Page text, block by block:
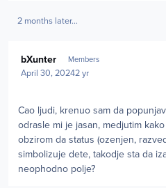
2 months later...
bXunter Members
April 30, 20242 yr
Cao ljudi, krenuo sam da
odrasle mi je jasan, medjutim
obzirom da status (ozenjen,
simbolizuje dete, takodje sta da
neophodno polje?